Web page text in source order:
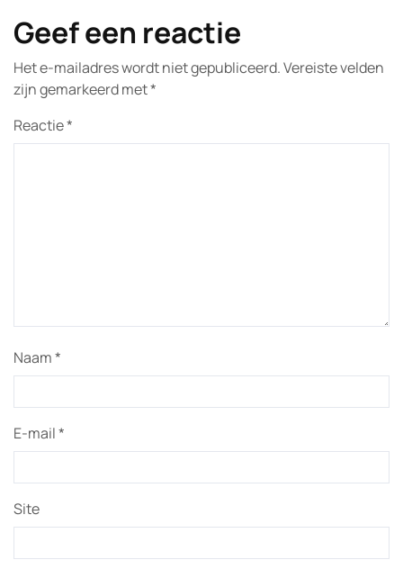
Geef een reactie
Het e-mailadres wordt niet gepubliceerd.Vereiste velden
zijn gemarkeerd met*
Reactie*
Naam*
E-mail*
Site